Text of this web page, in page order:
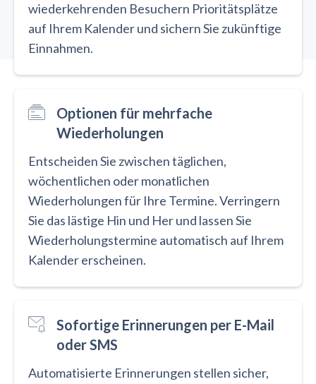
wiederkehrenden Besuchern Prioritätsplätze
auf Ihrem Kalender und sichern Sie zukünftige
Einnahmen.
Optionen für mehrfache
Wiederholungen
Entscheiden Sie zwischen täglichen,
wöchentlichen oder monatlichen
Wiederholungen für Ihre Termine. Verringern
Sie das lästige Hin und Her und lassen Sie
Wiederholungstermine automatisch auf Ihrem
Kalender erscheinen.
Sofortige Erinnerungen per E-Mail
oder SMS
Automatisierte Erinnerungen stellen sicher,